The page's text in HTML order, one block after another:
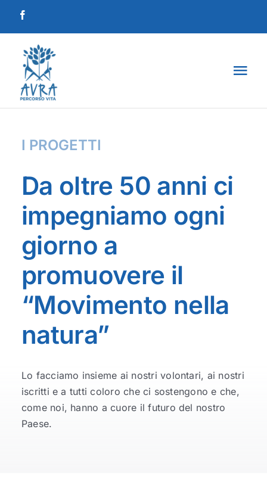
Salta
Home
La società
I percorsi
Progetti
Gallery
Dove siamo
I PROGETTI
Da oltre 50 anni ci
impegniamo ogni
giorno a
promuovere il
“Movimento nella
natura”
Lo facciamo insieme ai nostri volontari, ai nostri
iscritti e a tutti coloro che ci sostengono e che,
come noi, hanno a cuore il futuro del nostro
Paese.